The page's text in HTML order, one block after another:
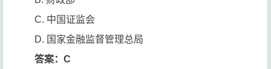
C. 中国证监会
D. 国家金融监督管理总局
答案：C